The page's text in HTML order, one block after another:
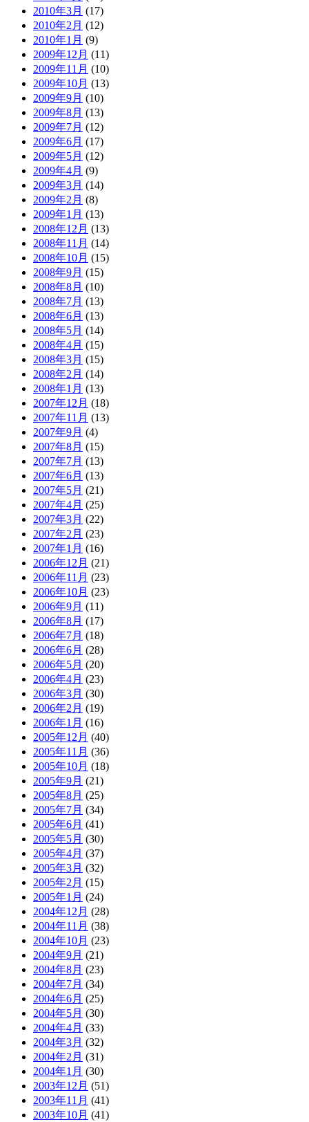
2010年3月 (17)
2010年2月 (12)
2010年1月 (9)
2009年12月 (11)
2009年11月 (10)
2009年10月 (13)
2009年9月 (10)
2009年8月 (13)
2009年7月 (12)
2009年6月 (17)
2009年5月 (12)
2009年4月 (9)
2009年3月 (14)
2009年2月 (8)
2009年1月 (13)
2008年12月 (13)
2008年11月 (14)
2008年10月 (15)
2008年9月 (15)
2008年8月 (10)
2008年7月 (13)
2008年6月 (13)
2008年5月 (14)
2008年4月 (15)
2008年3月 (15)
2008年2月 (14)
2008年1月 (13)
2007年12月 (18)
2007年11月 (13)
2007年9月 (4)
2007年8月 (15)
2007年7月 (13)
2007年6月 (13)
2007年5月 (21)
2007年4月 (25)
2007年3月 (22)
2007年2月 (23)
2007年1月 (16)
2006年12月 (21)
2006年11月 (23)
2006年10月 (23)
2006年9月 (11)
2006年8月 (17)
2006年7月 (18)
2006年6月 (28)
2006年5月 (20)
2006年4月 (23)
2006年3月 (30)
2006年2月 (19)
2006年1月 (16)
2005年12月 (40)
2005年11月 (36)
2005年10月 (18)
2005年9月 (21)
2005年8月 (25)
2005年7月 (34)
2005年6月 (41)
2005年5月 (30)
2005年4月 (37)
2005年3月 (32)
2005年2月 (15)
2005年1月 (24)
2004年12月 (28)
2004年11月 (38)
2004年10月 (23)
2004年9月 (21)
2004年8月 (23)
2004年7月 (34)
2004年6月 (25)
2004年5月 (30)
2004年4月 (33)
2004年3月 (32)
2004年2月 (31)
2004年1月 (30)
2003年12月 (51)
2003年11月 (41)
2003年10月 (41)